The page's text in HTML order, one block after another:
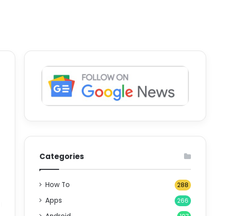
Categories
How To 288
Apps 266